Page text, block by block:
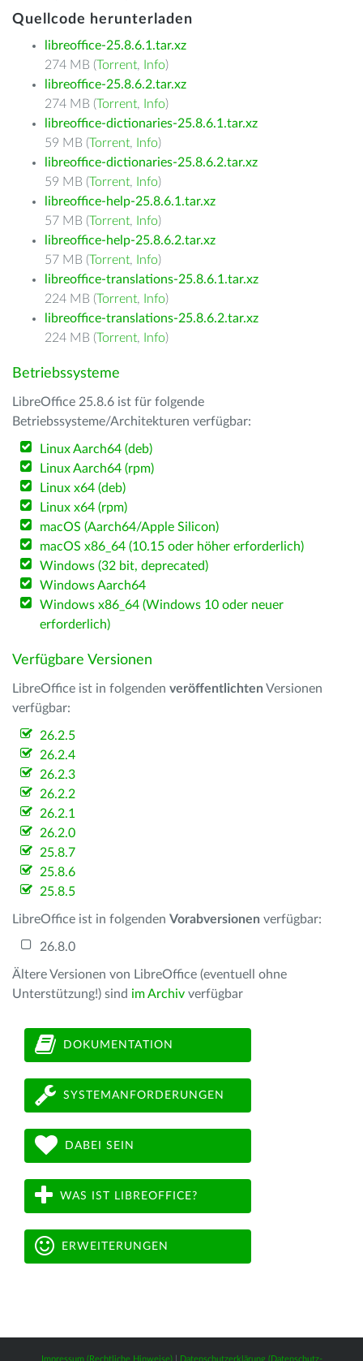
Quellcode herunterladen
libreoffice-25.8.6.1.tar.xz
274 MB (Torrent, Info)
libreoffice-25.8.6.2.tar.xz
274 MB (Torrent, Info)
libreoffice-dictionaries-25.8.6.1.tar.xz
59 MB (Torrent, Info)
libreoffice-dictionaries-25.8.6.2.tar.xz
59 MB (Torrent, Info)
libreoffice-help-25.8.6.1.tar.xz
57 MB (Torrent, Info)
libreoffice-help-25.8.6.2.tar.xz
57 MB (Torrent, Info)
libreoffice-translations-25.8.6.1.tar.xz
224 MB (Torrent, Info)
libreoffice-translations-25.8.6.2.tar.xz
224 MB (Torrent, Info)
Betriebssysteme
LibreOffice 25.8.6 ist für folgende
Betriebssysteme/Architekturen verfügbar:
Linux Aarch64 (deb)
Linux Aarch64 (rpm)
Linux x64 (deb)
Linux x64 (rpm)
macOS (Aarch64/Apple Silicon)
macOS x86_64 (10.15 oder höher erforderlich)
Windows (32 bit, deprecated)
Windows Aarch64
Windows x86_64 (Windows 10 oder neuer
erforderlich)
Verfügbare Versionen
LibreOffice ist in folgenden veröffentlichten Versionen
verfügbar:
26.2.5
26.2.4
26.2.3
26.2.2
26.2.1
26.2.0
25.8.7
25.8.6
25.8.5
LibreOffice ist in folgenden Vorabversionen verfügbar:
26.8.0
Ältere Versionen von LibreOffice (eventuell ohne
Unterstützung!) sind im Archiv verfügbar
DOKUMENTATION
SYSTEMANFORDERUNGEN
DABEI SEIN
WAS IST LIBREOFFICE?
ERWEITERUNGEN
Impressum (Rechtliche Hinweise)| Datenschutzerklärung (Datenschutz-